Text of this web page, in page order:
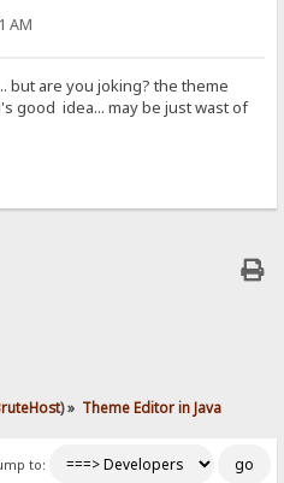
AM
but are you joking? the theme
good idea... may be just wast of
) » Theme Editor in Java
to: